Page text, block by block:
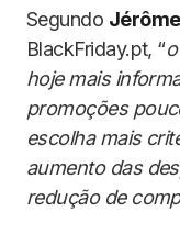
Segundo
BlackFriday.pt, “
hoje mais
promoções
escolha mais
aumento das
redução de